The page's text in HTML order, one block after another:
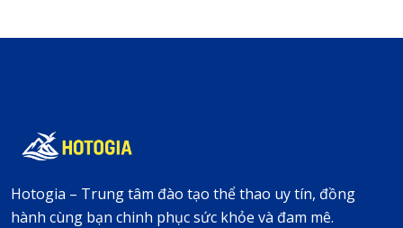
Hotogia – Trung tâm đào tạo thể thao uy tín, đồng
hành cùng bạn chinh phục sức khỏe và đam mê.